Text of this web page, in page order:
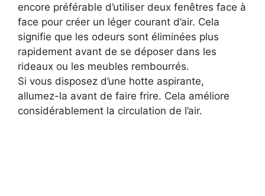
encore préférable d’utiliser deux fenêtres face à
face pour créer un léger courant d’air. Cela
signifie que les odeurs sont éliminées plus
rapidement avant de se déposer dans les
rideaux ou les meubles rembourrés.
Si vous disposez d’une hotte aspirante,
allumez-la avant de faire frire. Cela améliore
considérablement la circulation de l’air.